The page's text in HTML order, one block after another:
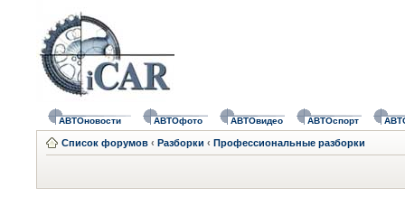
АВТОновости АВТОфото АВТОвидео АВТОспорт
Список форумов ‹ Разборки ‹ Профессиональные разборки